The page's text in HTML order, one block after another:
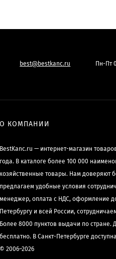
best@bestkanc.ru Пн-Пт
О КОМПАНИИ
BestKanc.ru — интернет-магазин
года. В каталоге более 100 000
хозяйственные товары. Нам доверяют
предлагаем удобные условия
менеджер, оплата с НДС, оформление
Петербургу и всей России,
Более 8000 пунктов выдачи по стране.
бесплатно. В Санкт-Петербурге
© 2006–2026